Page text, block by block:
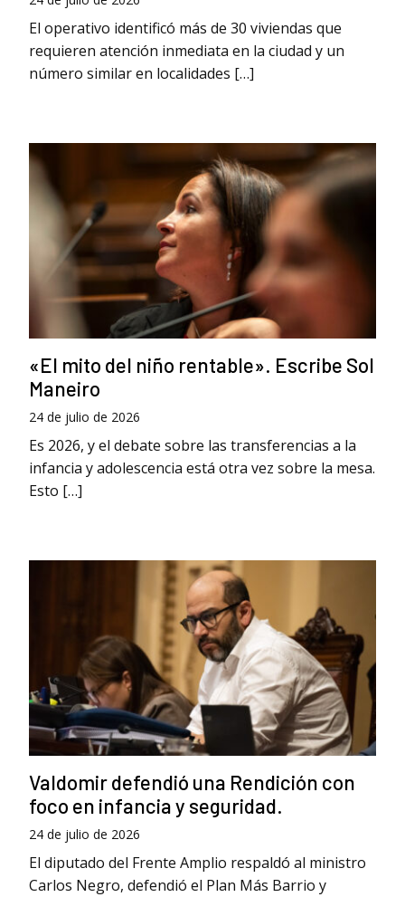
El operativo identificó más de 30 viviendas que
requieren atención inmediata en la ciudad y un
número similar en localidades […]
«El mito del niño rentable». Escribe Sol
Maneiro
24 de julio de 2026
Es 2026, y el debate sobre las transferencias a la
infancia y adolescencia está otra vez sobre la mesa.
Esto […]
Valdomir defendió una Rendición con
foco en infancia y seguridad.
24 de julio de 2026
El diputado del Frente Amplio respaldó al ministro
Carlos Negro, defendió el Plan Más Barrio y